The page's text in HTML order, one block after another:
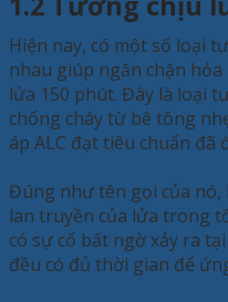
Hiện nay, có một số loại
nhau giúp ngăn chặn
lửa 150 phút. Đây là loại
chống cháy từ bê tông
áp ALC đạt tiêu chuẩn đã
Đúng như tên gọi của
lan truyền của lửa trong
có sự cố bất ngờ xảy ra
đều có đủ thời gian để